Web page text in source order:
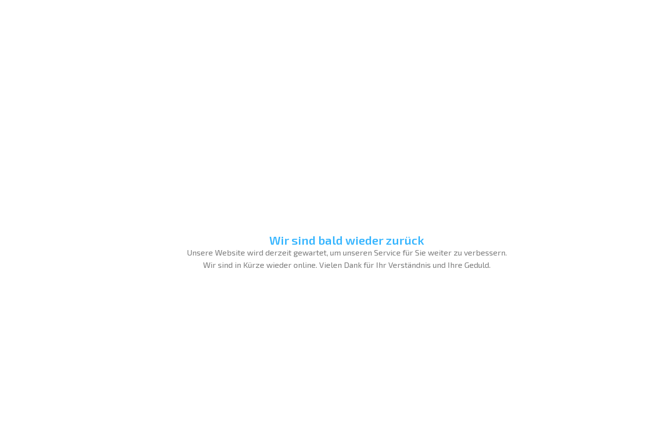
Wir sind bald wieder zurück
Unsere Website wird derzeit gewartet, um unseren Service für Sie weiter zu verbessern.
Wir sind in Kürze wieder online. Vielen Dank für Ihr Verständnis und Ihre Geduld.